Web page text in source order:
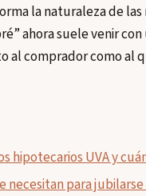
la naturaleza de
ahora suele venir
al comprador como al
hipotecarios UVA y
necesitan para